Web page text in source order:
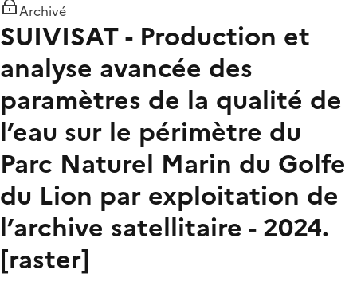
Archivé
SUIVISAT - Production et
analyse avancée des
paramètres de la qualité de
l’eau sur le périmètre du
Parc Naturel Marin du Golfe
du Lion par exploitation de
l’archive satellitaire - 2024.
[raster]